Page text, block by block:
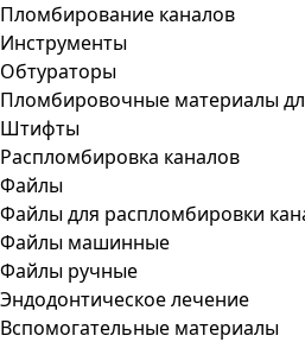
Пломбирование каналов
Инструменты
Обтураторы
Пломбировочные материалы
Штифты
Распломбировка каналов
Файлы
Файлы для распломбировки
Файлы машинные
Файлы ручные
Эндодонтическое лечение
Вспомогательные материалы